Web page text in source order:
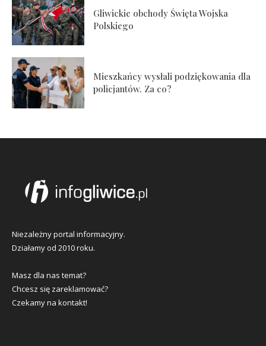
Gliwickie obchody Święta Wojska
Polskiego
Mieszkańcy wysłali podziękowania dla
policjantów. Za co?
Niezależny portal informacyjny.
Działamy od 2010 roku.
Masz dla nas temat?
Chcesz się zareklamować?
Czekamy na kontakt!